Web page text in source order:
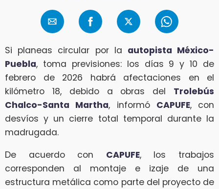
Si planeas circular por la autopista México-
Puebla, toma previsiones: los días 9 y 10 de
febrero de 2026 habrá afectaciones en el
kilómetro 18, debido a obras del Trolebús
Chalco-Santa Martha, informó CAPUFE, con
desvíos y un cierre total temporal durante la
madrugada.
De acuerdo con CAPUFE, los trabajos
corresponden al montaje e izaje de una
estructura metálica como parte del proyecto de